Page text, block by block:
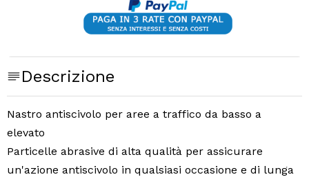
Descrizione
Nastro antiscivolo per aree a traffico da basso a
elevato
Particelle abrasive di alta qualità per assicurare
un'azione antiscivolo in qualsiasi occasione e di lunga